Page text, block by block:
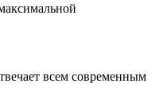
всем современным